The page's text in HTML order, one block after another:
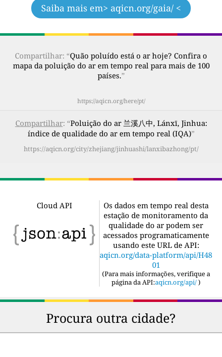
Saiba mais em> aqicn.org/gaia/ <
Compartilhar: “Quão poluído está o ar hoje? Confira o
mapa da poluição do ar em tempo real para mais de 100
países.”
https://aqicn.org/here/pt/
Compartilhar: “Poluição do ar 兰溪八中, Lánxī, Jinhua:
índice de qualidade do ar em tempo real (IQA)”
https://aqicn.org/city/zhejiang/jinhuashi/lanxibazhong/pt/
Cloud API
Os dados em tempo real desta
estação de monitoramento da
qualidade do ar podem ser
acessados programaticamente
usando este URL de API:
aqicn.org/data-platform/api/H48
01
(Para mais informações, verifique a
página da API:aqicn.org/api/ )
Procura outra cidade?